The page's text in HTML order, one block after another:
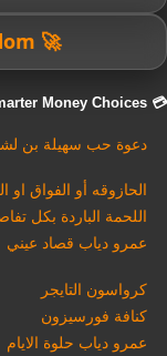
🚀 Unlock Financial Freedom
💳 Smarter Money Choices
دعوة حب سهيلة بن
الحازوقه أو الفواق
اللحمة الباردة بكل
عمرو دياب قصاد عيني
كرواسون التايجر
كنافة فورسيزون
عمرو دياب حلوة الايام